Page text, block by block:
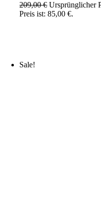
209,00€ Ursprünglicher
Preis ist: 85,00 €.
Sale!